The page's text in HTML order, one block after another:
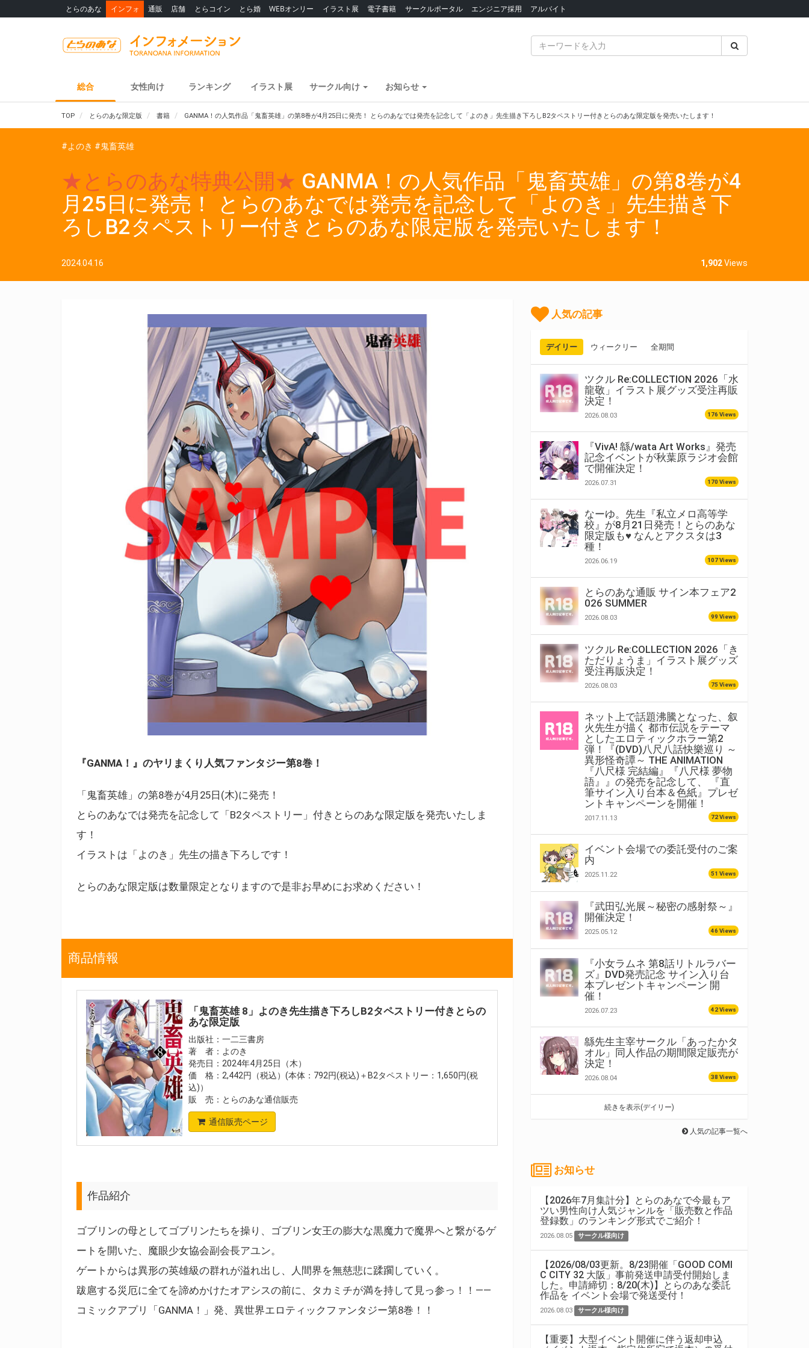
とらのあな インフォ 通販 店舗 とらコイン とら婚 WEBオンリー イラスト展 電子書籍 サークルポータル エンジニア採用 アルバイト
総合 女性向け ランキング イラスト展 サークル向け お知らせ
TOP とらのあな限定版 書籍 GANMA！の人気作品「鬼畜英雄」の第8巻が4月25日に発売！ とらのあなでは発売を記念して「よのき」先生描き下ろしB2タペストリー付きとらのあな限定版を発売いたします！
#よのき #鬼畜英雄
★とらのあな特典公開★ GANMA！の人気作品「鬼畜英雄」の第8巻が4
月25日に発売！ とらのあなでは発売を記念して「よのき」先生描き下
ろしB2タペストリー付きとらのあな限定版を発売いたします！
2024.04.16 1,902Views
『GANMA！』のヤリまくり人気ファンタジー第8巻！
「鬼畜英雄」の第8巻が4月25日(木)に発売！
とらのあなでは発売を記念して「B2タペストリー」付きとらのあな限定版を発売いたしま
す！
イラストは「よのき」先生の描き下ろしです！
とらのあな限定版は数量限定となりますので是非お早めにお求めください！
商品情報
「鬼畜英雄 8」よのき先生描き下ろしB2タペストリー付きとらの
あな限定版
出版社：一二三書房
著 者：よのき
発売日：2024年4月25日（木）
価 格：2,442円（税込）(本体：792円(税込)＋B2タペストリー：1,650円(税
込)）
販 売：とらのあな通信販売
通信販売ページ
作品紹介
ゴブリンの母としてゴブリンたちを操り、ゴブリン女王の膨大な黒魔力で魔界へと繋がるゲ
ートを開いた、魔眼少女協会副会長アユン。
ゲートからは異形の英雄級の群れが溢れ出し、人間界を無慈悲に蹂躙していく。
跋扈する災厄に全てを諦めかけたオアシスの前に、タカミチが満を持して見っ参っ！！――
コミックアプリ「GANMA！」発、異世界エロティックファンタジー第8巻！！
人気の記事
デイリー ウィークリー 全期間
ツクル Re:COLLECTION 2026「水
龍敬」イラスト展グッズ受注再販
決定！
2026.08.03 176 Views
『VivA! 緜/wata Art Works』発売
記念イベントが秋葉原ラジオ会館
で開催決定！
2026.07.31 170 Views
なーゆ。先生『私立メロ高等学
校』が8月21日発売！とらのあな
限定版も♥ なんとアクスタは3
種！
2026.06.19 107 Views
とらのあな通販 サイン本フェア2
026 SUMMER
2026.08.03 99 Views
ツクル Re:COLLECTION 2026「き
ただりょうま」イラスト展グッズ
受注再販決定！
2026.08.03 75 Views
ネット上で話題沸騰となった、叙
火先生が描く 都市伝説をテーマ
としたエロティックホラー第2
弾！『(DVD)八尺八話快樂巡り ～
異形怪奇譚～ THE ANIMATION
『八尺様 完結編』『八尺様 夢物
語』』の発売を記念して、 『直
筆サイン入り台本＆色紙』プレゼ
ントキャンペーンを開催！
2017.11.13 72 Views
イベント会場での委託受付のご案
内
2025.11.22 51 Views
『武田弘光展～秘密の感射祭～』
開催決定！
2025.05.12 46 Views
『小女ラムネ 第8話リトルラバー
ズ』DVD発売記念 サイン入り台
本プレゼントキャンペーン 開
催！
2026.07.23 42 Views
緜先生主宰サークル「あったかタ
オル」同人作品の期間限定販売が
決定！
2026.08.04 38 Views
続きを表示(デイリー)
人気の記事一覧へ
お知らせ
【2026年7月集計分】とらのあなで今最もア
ツい男性向け人気ジャンルを「販売数と作品
登録数」のランキング形式でご紹介！
2026.08.05 サークル様向け
【2026/08/03更新。8/23開催「GOOD COMI
C CITY 32 大阪」事前発送申請受付開始しま
した。申請締切：8/20(木)】とらのあな委託
作品を イベント会場で発送受付！
2026.08.03 サークル様向け
【重要】大型イベント開催に伴う返却申込